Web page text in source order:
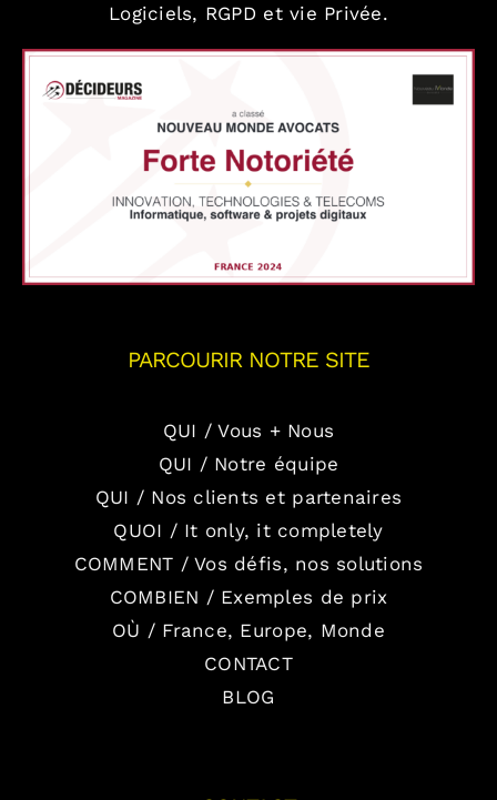
Logiciels, RGPD et vie Privée.
PARCOURIR NOTRE SITE
QUI / Vous + Nous
QUI / Notre équipe
QUI / Nos clients et partenaires
QUOI / It only, it completely
COMMENT / Vos défis, nos solutions
COMBIEN / Exemples de prix
OÙ / France, Europe, Monde
CONTACT
BLOG